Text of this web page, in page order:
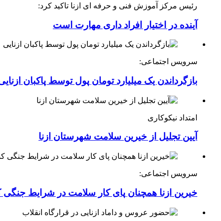
رئیس مرکز آموزش فنی و حرفه ای ازنا تاکید کرد:
آینده در اختیار افراد داری مهارت است
سرویس اجتماعی:
بازگرداندن یک میلیارد تومان پول توسط پاکبان
امتداد نیکوکاری
آیین تجلیل از خیرین سلامت شهرستان ازنا
سرویس اجتماعی:
خیرین ازنا همچنان پای کار سلامت در شرایط